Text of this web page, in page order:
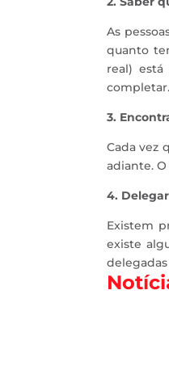
As
quanto
real)
completar.
3.
Cada vez
adiante.
4.
Existem
existe